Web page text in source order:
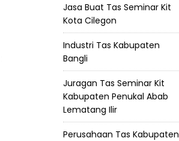
Jasa Buat Tas Seminar Kit
Kota Cilegon
Industri Tas Kabupaten
Bangli
Juragan Tas Seminar Kit
Kabupaten Penukal Abab
Lematang Ilir
Perusahaan Tas Kabupaten